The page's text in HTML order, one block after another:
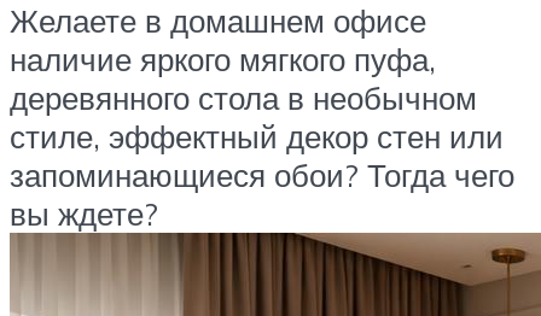
Желаете в домашнем офисе
наличие яркого мягкого пуфа,
деревянного стола в необычном
стиле, эффектный декор стен или
запоминающиеся обои? Тогда чего
вы ждете?